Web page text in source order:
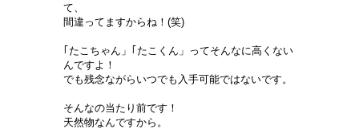
て、
間違ってますからね！(笑)
｢たこちゃん」｢たこくん」ってそんなに高くない
んですよ！
でも残念ながらいつでも入手可能ではないです。
そんなの当たり前です！
天然物なんですから。